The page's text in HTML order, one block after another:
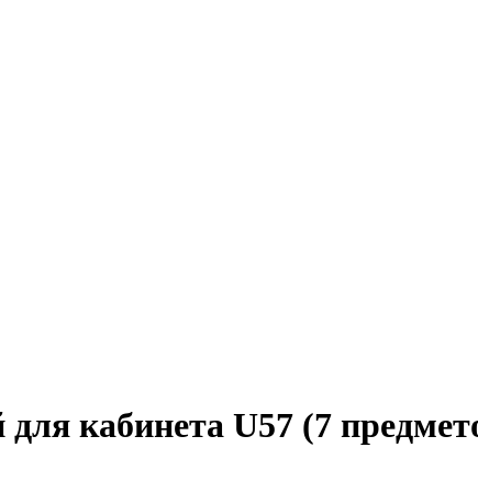
кабинета U57 (7